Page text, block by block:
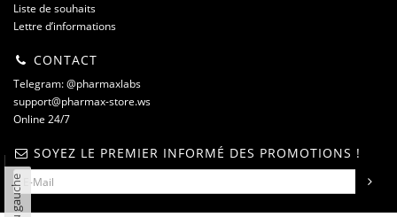
Liste de souhaits
Lettre d’informations
CONTACT
Telegram: @pharmaxlabs
support@pharmax-store.ws
Online 24/7
SOYEZ LE PREMIER INFORMÉ DES PROMOTIONS !